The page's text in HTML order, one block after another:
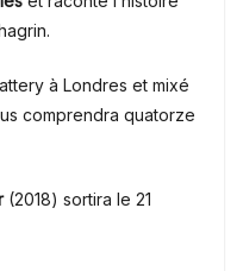
à Londres et mixé
comprendra quatorze
(2018) sortira le 21